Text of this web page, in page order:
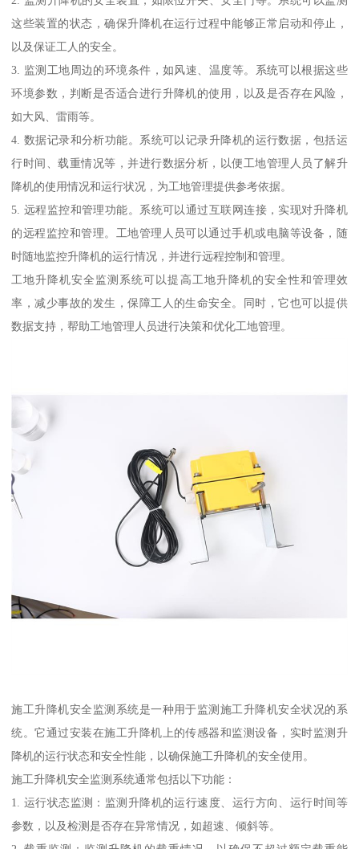
这些装置的状态，确保升降机在运行过程中能够正常启动和停止，
以及保证工人的安全。
3. 监测工地周边的环境条件，如风速、温度等。系统可以根据这些
环境参数，判断是否适合进行升降机的使用，以及是否存在风险，
如大风、雷雨等。
4. 数据记录和分析功能。系统可以记录升降机的运行数据，包括运
行时间、载重情况等，并进行数据分析，以便工地管理人员了解升
降机的使用情况和运行状况，为工地管理提供参考依据。
5. 远程监控和管理功能。系统可以通过互联网连接，实现对升降机
的远程监控和管理。工地管理人员可以通过手机或电脑等设备，随
时随地监控升降机的运行情况，并进行远程控制和管理。
工地升降机安全监测系统可以提高工地升降机的安全性和管理效
率，减少事故的发生，保障工人的生命安全。同时，它也可以提供
数据支持，帮助工地管理人员进行决策和优化工地管理。
施工升降机安全监测系统是一种用于监测施工升降机安全状况的系
统。它通过安装在施工升降机上的传感器和监测设备，实时监测升
降机的运行状态和安全性能，以确保施工升降机的安全使用。
施工升降机安全监测系统通常包括以下功能：
1. 运行状态监测：监测升降机的运行速度、运行方向、运行时间等
参数，以及检测是否存在异常情况，如超速、倾斜等。